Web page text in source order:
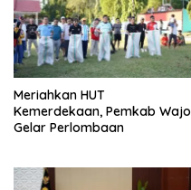
Meriahkan HUT
Kemerdekaan, Pemkab Wajo
Gelar Perlombaan